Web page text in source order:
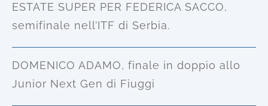
ESTATE SUPER PER FEDERICA SACCO,
semifinale nell’ITF di Serbia.
DOMENICO ADAMO, finale in doppio allo
Junior Next Gen di Fiuggi